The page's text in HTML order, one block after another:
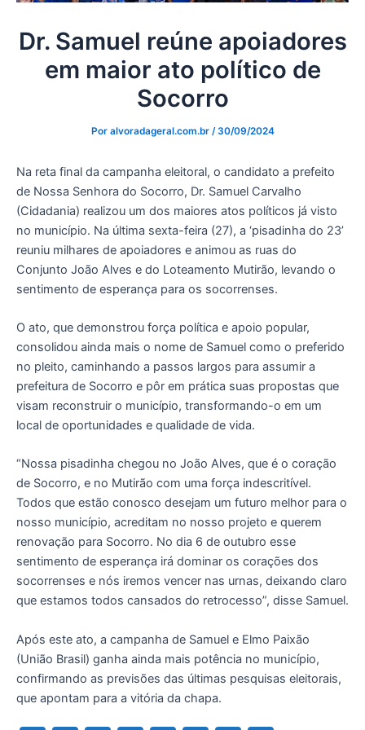
Dr. Samuel reúne apoiadores
em maior ato político de
Socorro
Por alvoradageral.com.br /30/09/2024
Na reta final da campanha eleitoral, o candidato a prefeito
de Nossa Senhora do Socorro, Dr. Samuel Carvalho
(Cidadania) realizou um dos maiores atos políticos já visto
no município. Na última sexta-feira (27), a ‘pisadinha do 23’
reuniu milhares de apoiadores e animou as ruas do
Conjunto João Alves e do Loteamento Mutirão, levando o
sentimento de esperança para os socorrenses.
O ato, que demonstrou força política e apoio popular,
consolidou ainda mais o nome de Samuel como o preferido
no pleito, caminhando a passos largos para assumir a
prefeitura de Socorro e pôr em prática suas propostas que
visam reconstruir o município, transformando-o em um
local de oportunidades e qualidade de vida.
“Nossa pisadinha chegou no João Alves, que é o coração
de Socorro, e no Mutirão com uma força indescritível.
Todos que estão conosco desejam um futuro melhor para o
nosso município, acreditam no nosso projeto e querem
renovação para Socorro. No dia 6 de outubro esse
sentimento de esperança irá dominar os corações dos
socorrenses e nós iremos vencer nas urnas, deixando claro
que estamos todos cansados do retrocesso”, disse Samuel.
Após este ato, a campanha de Samuel e Elmo Paixão
(União Brasil) ganha ainda mais potência no município,
confirmando as previsões das últimas pesquisas eleitorais,
que apontam para a vitória da chapa.